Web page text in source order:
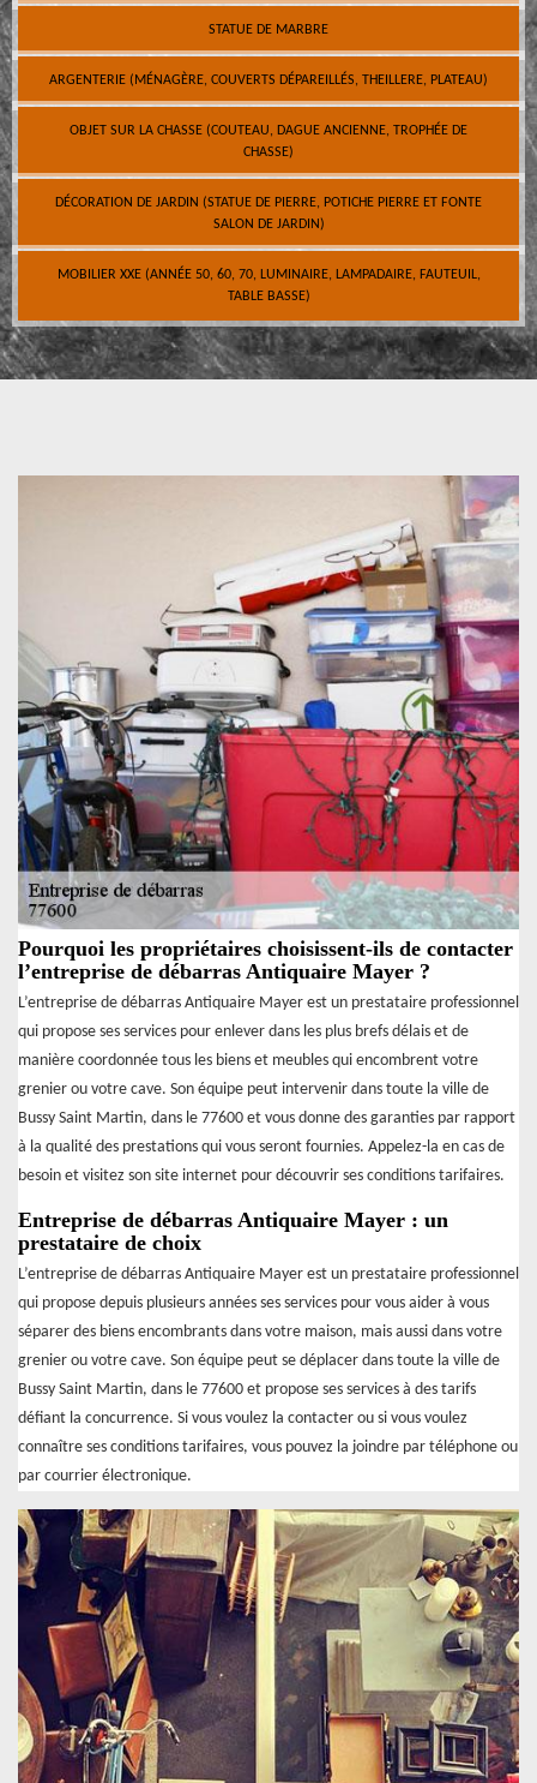
STATUE DE MARBRE
ARGENTERIE (MÉNAGÈRE, COUVERTS DÉPAREILLÉS, THEILLERE, PLATEAU)
OBJET SUR LA CHASSE (COUTEAU, DAGUE ANCIENNE, TROPHÉE DE
CHASSE)
DÉCORATION DE JARDIN (STATUE DE PIERRE, POTICHE PIERRE ET FONTE
SALON DE JARDIN)
MOBILIER XXE (ANNÉE 50, 60, 70, LUMINAIRE, LAMPADAIRE, FAUTEUIL,
TABLE BASSE)
Pourquoi les propriétaires choisissent-ils de contacter
l’entreprise de débarras Antiquaire Mayer ?
L’entreprise de débarras Antiquaire Mayer est un prestataire professionnel
qui propose ses services pour enlever dans les plus brefs délais et de
manière coordonnée tous les biens et meubles qui encombrent votre
grenier ou votre cave. Son équipe peut intervenir dans toute la ville de
Bussy Saint Martin, dans le 77600 et vous donne des garanties par rapport
à la qualité des prestations qui vous seront fournies. Appelez-la en cas de
besoin et visitez son site internet pour découvrir ses conditions tarifaires.
Entreprise de débarras Antiquaire Mayer : un
prestataire de choix
L’entreprise de débarras Antiquaire Mayer est un prestataire professionnel
qui propose depuis plusieurs années ses services pour vous aider à vous
séparer des biens encombrants dans votre maison, mais aussi dans votre
grenier ou votre cave. Son équipe peut se déplacer dans toute la ville de
Bussy Saint Martin, dans le 77600 et propose ses services à des tarifs
défiant la concurrence. Si vous voulez la contacter ou si vous voulez
connaître ses conditions tarifaires, vous pouvez la joindre par téléphone ou
par courrier électronique.